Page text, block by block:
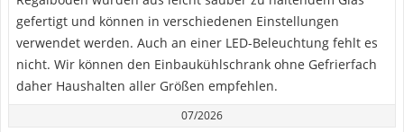
gefertigt und können in verschiedenen Einstellungen
verwendet werden. Auch an einer LED-Beleuchtung fehlt es
nicht. Wir können den Einbaukühlschrank ohne Gefrierfach
daher Haushalten aller Größen empfehlen.
07/2026